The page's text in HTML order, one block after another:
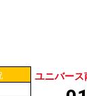
ユニバース